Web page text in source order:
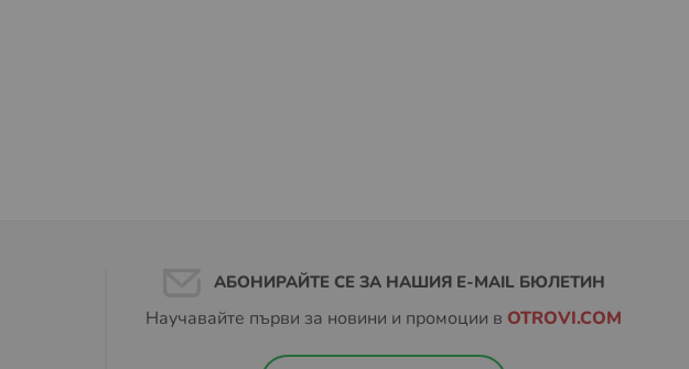
АБОНИРАЙТЕ СЕ ЗА НАШИЯ E-MAIL БЮЛЕТИН
Научавайте първи за новини и промоции в OTROVI.COM